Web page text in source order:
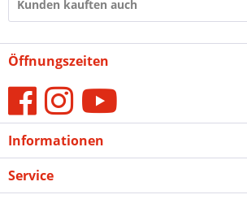
Kunden kauften auch
Öffnungszeiten
Informationen
Service